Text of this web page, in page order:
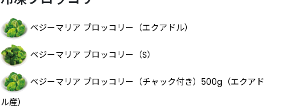
ベジーマリア ブロッコリー（エクアドル）
ベジーマリア ブロッコリー（S）
ベジーマリア ブロッコリー（チャック付き）500g（エクアド
ル産）